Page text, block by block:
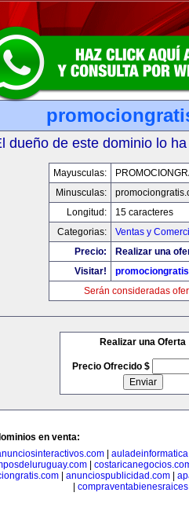
dueño de este dominio lo
Mayusculas:
Minusculas:
Longitud:
15 caracteres
Categorias:
Ventas y
Precio:
Realizar una
Visitar!
Serán consideradas
Realizar una Oferta
Precio Ofrecido $
en venta:
|
|
anunciospublicidad.com